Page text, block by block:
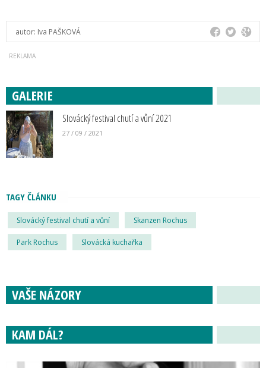
autor: Iva PAŠKOVÁ
GALERIE
Slovácký festival chutí a vůní 2021
27 / 09 / 2021
TAGY ČLÁNKU
Slovácký festival chutí a vůní Skanzen Rochus
Park Rochus Slovácká kuchařka
VAŠE NÁZORY
KAM DÁL?